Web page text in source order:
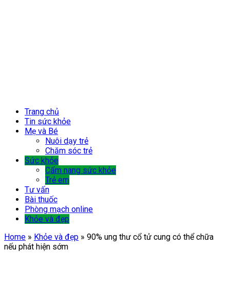
Trang chủ
Tin sức khỏe
Mẹ và Bé
Nuôi dạy trẻ
Chăm sóc trẻ
Sức khỏe
Cẩm nang sức khỏe
Trẻ em
Tư vấn
Bài thuốc
Phòng mạch online
Khỏe và đẹp
Home » Khỏe và đẹp » 90% ung thư cổ tử cung có thể chữa
nếu phát hiện sớm